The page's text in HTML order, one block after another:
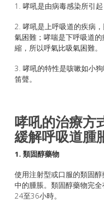
1. 哮吼是由病毒感染所引
2. 哮吼是上呼吸道的疾病
氣困難；哮喘是下呼吸道
縮，所以呼氣比吸氣困難。
3. 哮吼的特性是咳嗽如小
笛聲。
哮吼的治療方
緩解呼吸道腫
1. 類固醇藥物
使用注射型或口服的類固
中的腫脹。類固醇藥物完
24至36小時。